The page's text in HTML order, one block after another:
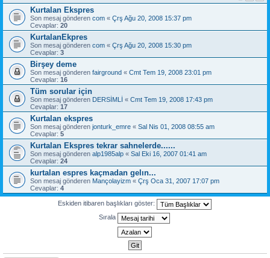
Kurtalan Ekspres
Son mesaj gönderen com « Çrş Ağu 20, 2008 15:37 pm
Cevaplar: 20
KurtalanEkpres
Son mesaj gönderen com « Çrş Ağu 20, 2008 15:30 pm
Cevaplar: 3
Birşey deme
Son mesaj gönderen fairground « Cmt Tem 19, 2008 23:01 pm
Cevaplar: 16
Tüm sorular için
Son mesaj gönderen DERSİMLİ « Cmt Tem 19, 2008 17:43 pm
Cevaplar: 17
Kurtalan ekspres
Son mesaj gönderen jonturk_emre « Sal Nis 01, 2008 08:55 am
Cevaplar: 5
Kurtalan Ekspres tekrar sahnelerde......
Son mesaj gönderen alp1985alp « Sal Eki 16, 2007 01:41 am
Cevaplar: 24
kurtalan espres kaçmadan gelın...
Son mesaj gönderen Mançolayizm « Çrş Oca 31, 2007 17:07 pm
Cevaplar: 4
Eskiden itibaren başlıkları göster:
Sırala